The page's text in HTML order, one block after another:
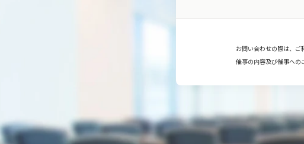
お問い合わせの際は、ご
催事の内容及び催事への